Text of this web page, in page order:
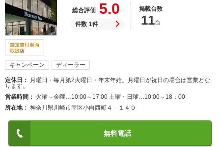
総合評価 5.0
件数 1件
掲載台数
11台
キャンペーン ディーラー
定休日
月曜日・毎月第2火曜日・年末年始。月曜日が祝日の場合は営業とな
ります。
営業時間
火曜～金曜…10:00～17:00 土曜・日曜…10:00～18：00
所在地
神奈川県川崎市幸区小向西町４－１４０
無料電話